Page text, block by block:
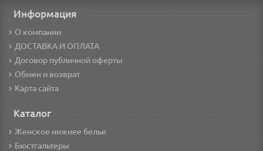
Информация
О компании
ДОСТАВКА И ОПЛАТА
Договор публичной оферты
Обмен и возврат
Карта сайта
Каталог
Женское нижнее белье
Бюстгальтеры